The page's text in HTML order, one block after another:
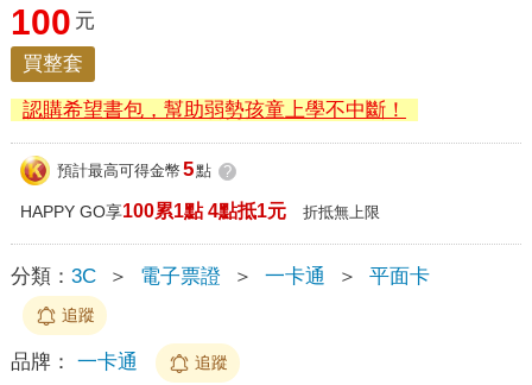
100 元
買整套
認購希望書包，幫助弱勢孩童上學不中斷！
預計最高可得金幣 5點 ?
HAPPY GO享100累1點 4點抵1元 折抵無上限
分類： 3C ＞ 電子票證 ＞ 一卡通 ＞ 平面卡
追蹤
品牌： 一卡通 追蹤